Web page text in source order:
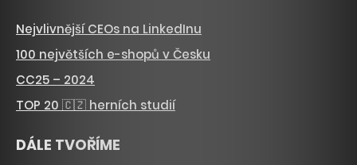
Nejvlivnější CEOs na LinkedInu
100 největších e-shopů v Česku
CC25 – 2024
TOP 20 🇨🇿 herních studií
DÁLE TVOŘÍME